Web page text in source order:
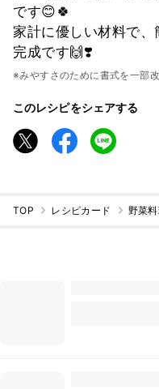
です😊🍀
家計に優しい材料で
完成です🙌❣️
※みやすさのために書式を一部改
このレシピをシェアする
TOP レシピカード 野菜